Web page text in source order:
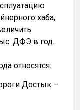
хаба,
ДФЭ в год.
относятся:
Достык –